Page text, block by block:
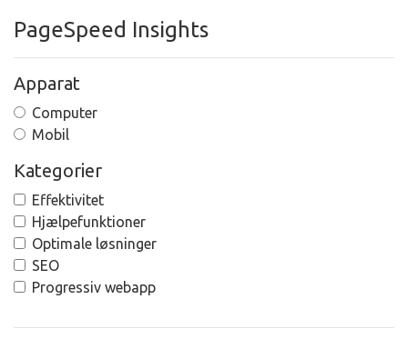
PageSpeed Insights
Apparat
Computer
Mobil
Kategorier
Effektivitet
Hjælpefunktioner
Optimale løsninger
SEO
Progressiv webapp